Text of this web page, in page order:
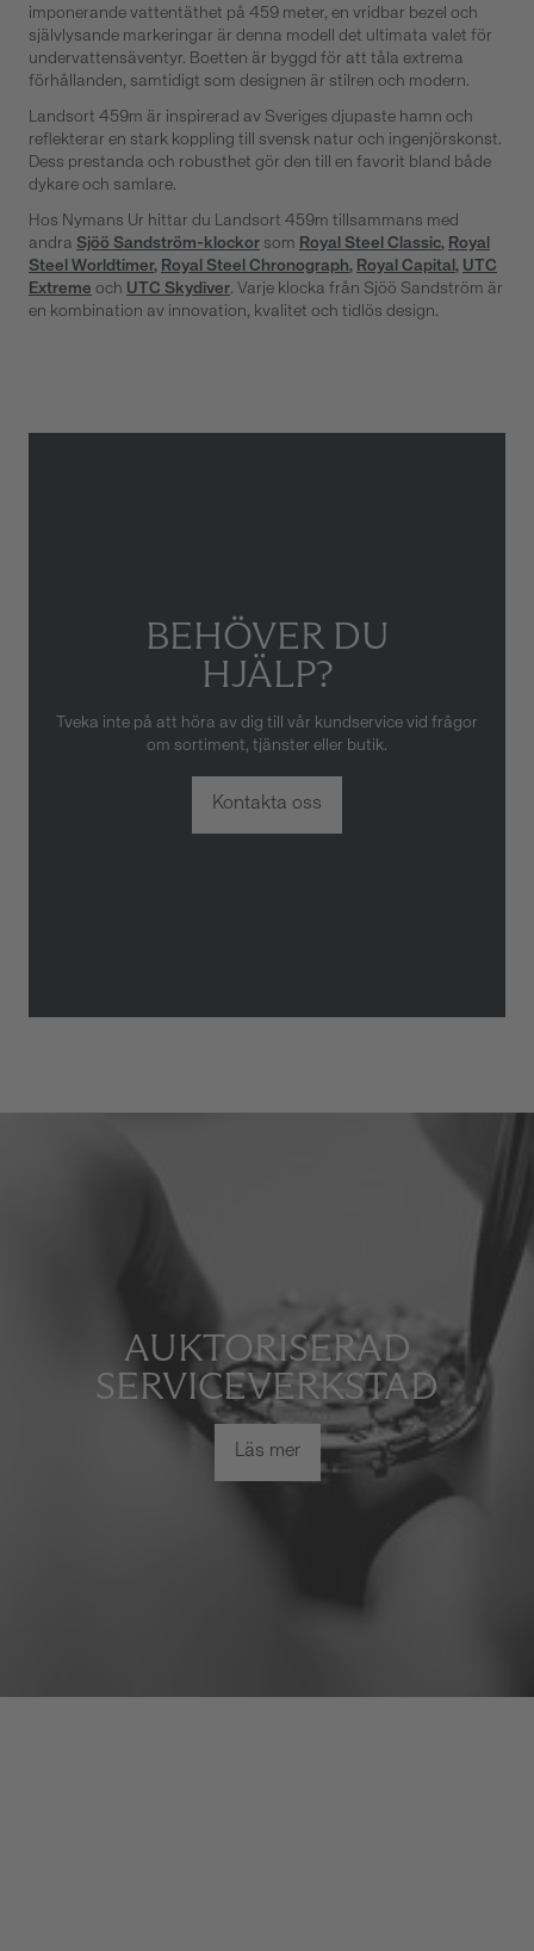
imponerande vattentäthet på 459 meter, en vridbar bezel och
självlysande markeringar är denna modell det ultimata valet för
undervattensäventyr. Boetten är byggd för att tåla extrema
förhållanden, samtidigt som designen är stilren och modern.
Landsort 459m är inspirerad av Sveriges djupaste hamn och
reflekterar en stark koppling till svensk natur och ingenjörskonst.
Dess prestanda och robusthet gör den till en favorit bland både
dykare och samlare.
Hos Nymans Ur hittar du Landsort 459m tillsammans med
andra Sjöö Sandström-klockor som Royal Steel Classic, Royal
Steel Worldtimer, Royal Steel Chronograph, Royal Capital , UTC
Extreme och UTC Skydiver. Varje klocka från Sjöö Sandström är
en kombination av innovation, kvalitet och tidlös design.
BEHÖVER DU
HJÄLP?
Tveka inte på att höra av dig till vår kundservice vid frågor
om sortiment, tjänster eller butik.
Kontakta oss
AUKTORISERAD
SERVICEVERKSTAD
Läs mer